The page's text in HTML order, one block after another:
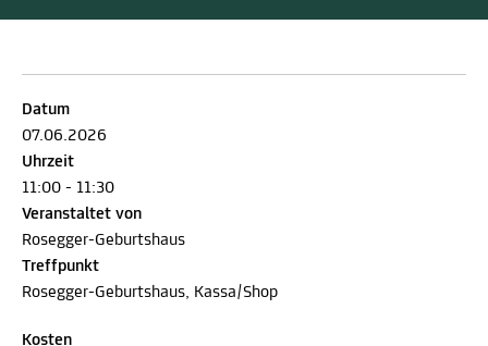
Datum
07.06.2026
Uhrzeit
11:00 - 11:30
Veranstaltet von
Rosegger-Geburtshaus
Treffpunkt
Rosegger-Geburtshaus, Kassa/Shop
Kosten